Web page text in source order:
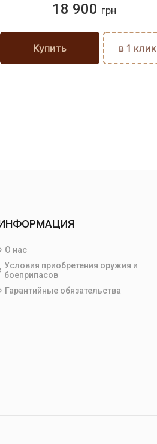
18 900 грн
Купить в 1 клик
О нас
Условия приобретения оружия и
боеприпасов
Гарантийные обязательства